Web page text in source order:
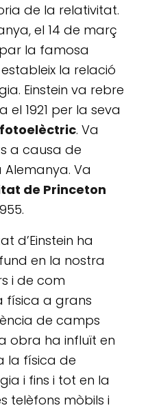
de la relativitat.
el 14 de març
la famosa
la relació
Einstein va rebre
el 1921 per la seva
. Va
a causa de
Alemanya. Va
de Princeton
d’Einstein ha
en la nostra
i de com
física a grans
de camps
obra ha influït en
la física de
i fins i tot en la
telèfons mòbils i